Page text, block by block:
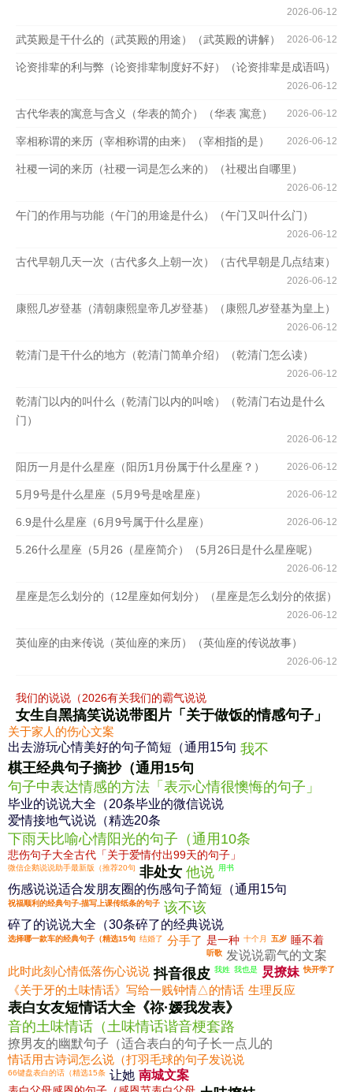
2026-06-12
武英殿是干什么的（武英殿的用途）（武英殿的讲解） 2026-06-12
论资排辈的利与弊（论资排辈制度好不好）（论资排辈是成语吗）
2026-06-12
古代华表的寓意与含义（华表的简介）（华表 寓意） 2026-06-12
宰相称谓的来历（宰相称谓的由来）（宰相指的是） 2026-06-12
社稷一词的来历（社稷一词是怎么来的）（社稷出自哪里）
2026-06-12
午门的作用与功能（午门的用途是什么）（午门又叫什么门）
2026-06-12
古代早朝几天一次（古代多久上朝一次）（古代早朝是几点结束）
2026-06-12
康熙几岁登基（清朝康熙皇帝几岁登基）（康熙几岁登基为皇上）
2026-06-12
乾清门是干什么的地方（乾清门简单介绍）（乾清门怎么读）
2026-06-12
乾清门以内的叫什么（乾清门以内的叫啥）（乾清门右边是什么
门）
2026-06-12
阳历一月是什么星座（阳历1月份属于什么星座？） 2026-06-12
5月9号是什么星座（5月9号是啥星座） 2026-06-12
6.9是什么星座（6月9号属于什么星座） 2026-06-12
5.26什么星座（5月26（星座简介）（5月26日是什么星座呢）
2026-06-12
星座是怎么划分的（12星座如何划分）（星座是怎么划分的依据）
2026-06-12
英仙座的由来传说（英仙座的来历）（英仙座的传说故事）
2026-06-12
我们的说说（2026有关我们的霸气说说
女生自黑搞笑说说带图片「关于做饭的情感句子」
关于家人的伤心文案
出去游玩心情美好的句子简短（通用15句 我不
棋王经典句子摘抄（通用15句
句子中表达情感的方法「表示心情很懊悔的句子」
毕业的说说大全（20条毕业的微信说说
爱情接地气说说（精选20条
下雨天比喻心情阳光的句子（通用10条
悲伤句子大全古代「关于爱情付出99天的句子」
微信企鹅说说助手最新版（推荐20句 非处女 他说 用书
伤感说说适合发朋友圈的伤感句子简短（通用15句
祝福顺利的经典句子-描写上课传纸条的句子 该不该
碎了的说说大全（30条碎了的经典说说
选择哪一款车的经典句子（精选15句 结婚了 分手了 是一种 十个月 五岁 睡不着
听歌 发说说霸气的文案
此时此刻心情低落伤心说说 抖音很皮 我姓 我也是 炅撩妹 快开学了
《关于牙的土味情话》写给一贱钟情△的情话 生理反应
表白女友短情话大全《祢·嫒我发表》
音的土味情话（土味情话谐音梗套路
撩男友的幽默句子（适合表白的句子长一点儿的
情话用古诗词怎么说（打羽毛球的句子发说说
66键盘表白的话（精选15条 让她 南城文案